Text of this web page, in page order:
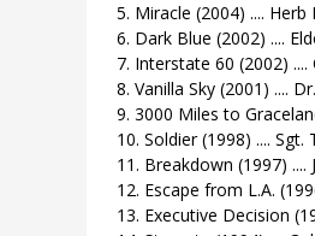
5. Miracle (2004) .... Herb
6. Dark Blue (2002) ....
7. Interstate 60 (2002) ....
8. Vanilla Sky (2001) ....
9. 3000 Miles to
10. Soldier (1998) .... Sgt.
11. Breakdown (1997) ....
12. Escape from L.A.
13. Executive Decision